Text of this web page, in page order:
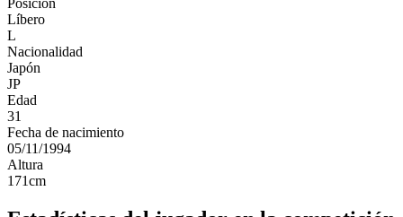
Posición
Líbero
L
Nacionalidad
Japón
JP
Edad
31
Fecha de nacimiento
05/11/1994
Altura
171cm